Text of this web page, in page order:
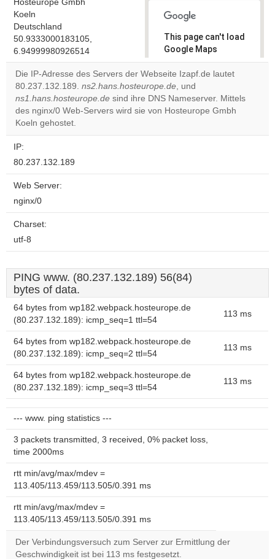
Hosteurope Gmbh
Koeln
Deutschland
50.9333000183105,
6.94999980926514
This page can't load
Google Maps
correctly.
Do you
own this
website?
OK
Die IP-Adresse des Servers der Webseite Izapf.de lautet
80.237.132.189. ns2.hans.hosteurope.de, und
ns1.hans.hosteurope.de sind ihre DNS Nameserver. Mittels
des nginx/0 Web-Servers wird sie von Hosteurope Gmbh
Koeln gehostet.
IP:
80.237.132.189
Web Server:
nginx/0
Charset:
utf-8
PING www. (80.237.132.189) 56(84)
bytes of data.
64 bytes from wp182.webpack.hosteurope.de
(80.237.132.189): icmp_seq=1 ttl=54
113 ms
64 bytes from wp182.webpack.hosteurope.de
(80.237.132.189): icmp_seq=2 ttl=54
113 ms
64 bytes from wp182.webpack.hosteurope.de
(80.237.132.189): icmp_seq=3 ttl=54
113 ms
--- www. ping statistics ---
3 packets transmitted, 3 received, 0% packet loss,
time 2000ms
rtt min/avg/max/mdev =
113.405/113.459/113.505/0.391 ms
rtt min/avg/max/mdev =
113.405/113.459/113.505/0.391 ms
Der Verbindungsversuch zum Server zur Ermittlung der
Geschwindigkeit ist bei 113 ms festgesetzt.